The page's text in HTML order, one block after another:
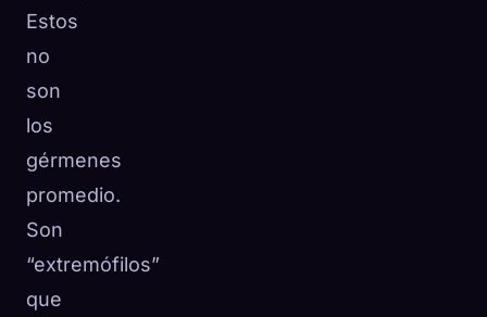
Estos
no
son
los
gérmenes
promedio.
Son
“extremófilos”
que